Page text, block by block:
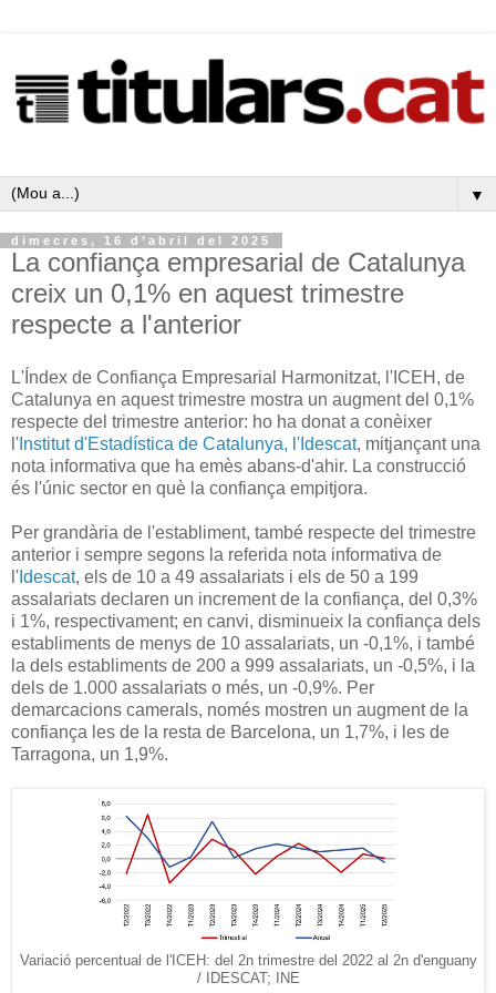
▼
dimecres, 16 d’abril del 2025
La confiança empresarial de Catalunya
creix un 0,1% en aquest trimestre
respecte a l'anterior
L'Índex de Confiança Empresarial Harmonitzat, l'ICEH, de
Catalunya en aquest trimestre mostra un augment del 0,1%
respecte del trimestre anterior: ho ha donat a conèixer
l' Institut d'Estadística de Catalunya, l'Idescat, mitjançant una
nota informativa que ha emès abans-d'ahir. La construcció
és l'únic sector en què la confiança empitjora.
Per grandària de l'establiment, també respecte del trimestre
anterior i sempre segons la referida nota informativa de
l' Idescat, els de 10 a 49 assalariats i els de 50 a 199
assalariats declaren un increment de la confiança, del 0,3%
i 1%, respectivament; en canvi, disminueix la confiança dels
establiments de menys de 10 assalariats, un ‑0,1%, i també
la dels establiments de 200 a 999 assalariats, un ‑0,5%, i la
dels de 1.000 assalariats o més, un ‑0,9%. Per
demarcacions camerals, només mostren un augment de la
confiança les de la resta de Barcelona, un 1,7%, i les de
Tarragona, un 1,9%.
Variació percentual de l'ICEH: del 2n trimestre del 2022 al 2n d'enguany
/ IDESCAT; INE